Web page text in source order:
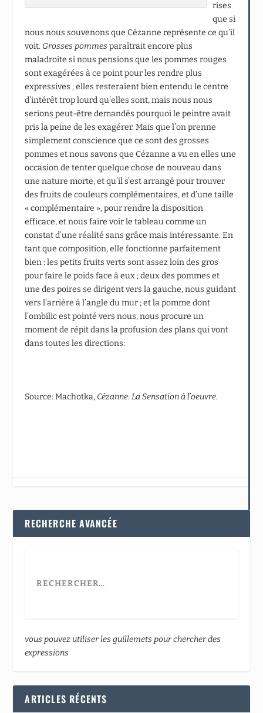
rises
que si
nous nous souvenons que Cézanne représente ce qu’il
voit. Grosses pommesparaîtrait encore plus
maladroite si nous pensions que les pommes rouges
sont exagérées à ce point pour les rendre plus
expressives ; elles resteraient bien entendu le centre
d’intérêt trop lourd qu’elles sont, mais nous nous
serions peut-être demandés pourquoi le peintre avait
pris la peine de les exagérer. Mais que l’on prenne
simplement conscience que ce sont des grosses
pommes et nous savons que Cézanne a vu en elles une
occasion de tenter quelque chose de nouveau dans
une nature morte, et qu’il s’est arrangé pour trouver
des fruits de couleurs complémentaires, et d’une taille
« complémentaire », pour rendre la disposition
efficace, et nous faire voir le tableau comme un
constat d’une réalité sans grâce mais intéressante. En
tant que composition, elle fonctionne parfaitement
bien : les petits fruits verts sont assez loin des gros
pour faire le poids face à eux ; deux des pommes et
une des poires se dirigent vers la gauche, nous guidant
vers l’arrière à l’angle du mur ; et la pomme dont
l’ombilic est pointé vers nous, nous procure un
moment de répit dans la profusion des plans qui vont
dans toutes les directions:
Source: Machotka, Cézanne: La Sensationà l’oeuvre.
RECHERCHE AVANCÉE
vous pouvez utiliser les guillemets pour chercher des
expressions
ARTICLES RÉCENTS